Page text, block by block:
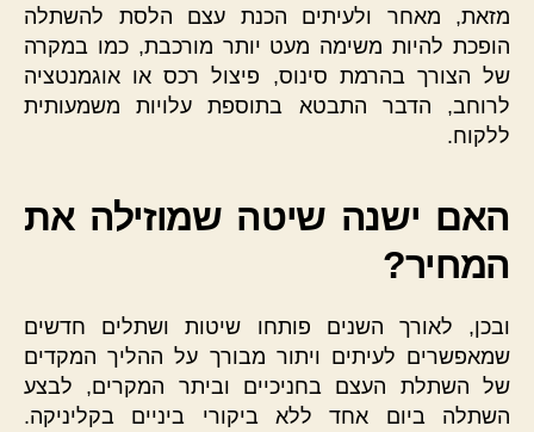
מזאת, מאחר ולעיתים הכנת עצם הלסת להשתלה
הופכת להיות משימה מעט יותר מורכבת, כמו במקרה
של הצורך בהרמת סינוס, פיצול רכס או אוגמנטציה
לרוחב, הדבר התבטא בתוספת עלויות משמעותית
ללקוח.
האם ישנה שיטה שמוזילה את
המחיר?
ובכן, לאורך השנים פותחו שיטות ושתלים חדשים
שמאפשרים לעיתים ויתור מבורך על ההליך המקדים
של השתלת העצם בחניכיים וביתר המקרים, לבצע
השתלה ביום אחד ללא ביקורי ביניים בקליניקה.